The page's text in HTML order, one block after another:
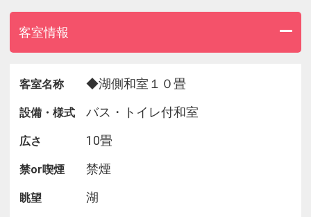
とても温まるとのお声をいただいています。
岩に囲まれた露天風呂もお楽しみください。
施しています。
（～１０:００まで）
■アクセス・周辺環境■
阿寒湖遊覧船乗り場・・・・・（ホテル裏）徒歩１
客室情報
客室名称 ◆湖側和室１０畳
設備・様式 バス・トイレ付和室
広さ 10畳
禁or喫煙 禁煙
眺望 湖